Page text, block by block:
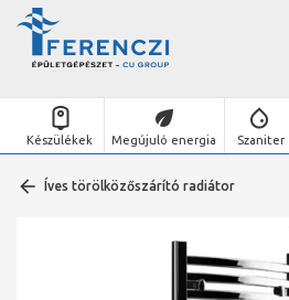
Készülékek Megújuló energia Szaniter
Íves törölközőszárító radiátor